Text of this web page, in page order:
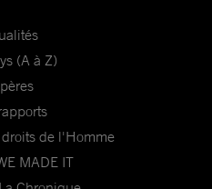
(A à Z)
de l'Homme
MADE IT